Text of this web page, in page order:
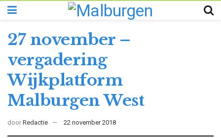
27 november –
vergadering
Wijkplatform
Malburgen West
door Redactie 22 november 2018